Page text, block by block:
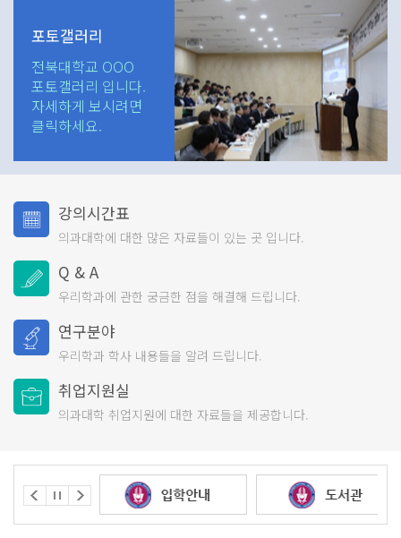
포토갤러리
전북대학교 OOO
포토갤러리 입니다.
자세하게 보시려면
클릭하세요.
강의시간표
의과대학에 대한 많은 자료들이 있는 곳 입니다.
Q & A
우리학과에 관한 궁금한 점을 해결해 드립니다.
연구분야
우리학과 학사 내용들을 알려 드립니다.
취업지원실
의과대학 취업지원에 대한 자료들을 제공합니다.